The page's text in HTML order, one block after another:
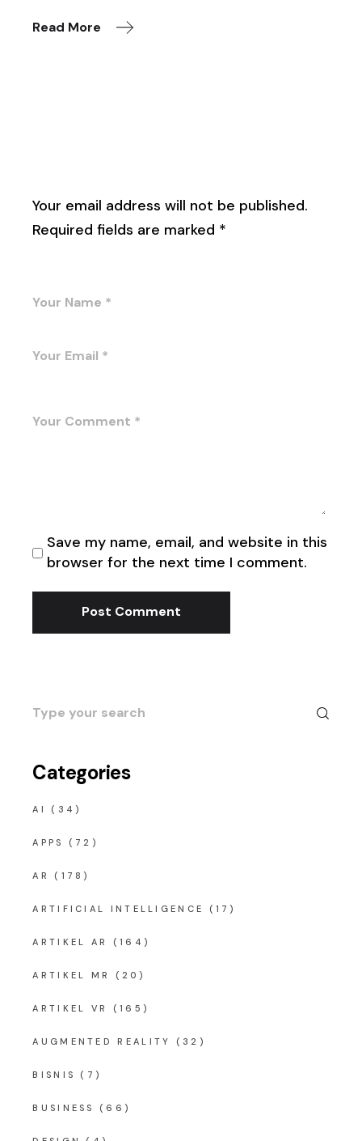
Read More
Your email address will not be published.
Required fields are marked *
Save my name, email, and website in this
browser for the next time I comment.
Post Comment
Search
for:
Categories
AI (34)
APPS (72)
AR (178)
ARTIFICIAL INTELLIGENCE (17)
ARTIKEL AR (164)
ARTIKEL MR (20)
ARTIKEL VR (165)
AUGMENTED REALITY (32)
BISNIS (7)
BUSINESS (66)